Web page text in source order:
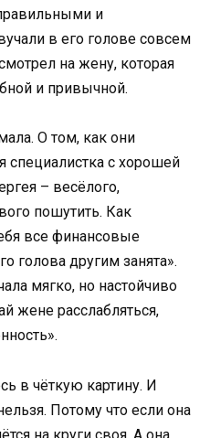
и
в его голове совсем
на жену, которая
и привычной.
О том, как они
специалистка с хорошей
– весёлого,
пошутить. Как
все финансовые
голова другим занята».
мягко, но настойчиво
жене расслабляться,
в чёткую картину. И
Потому что если она
на круги своя. А она